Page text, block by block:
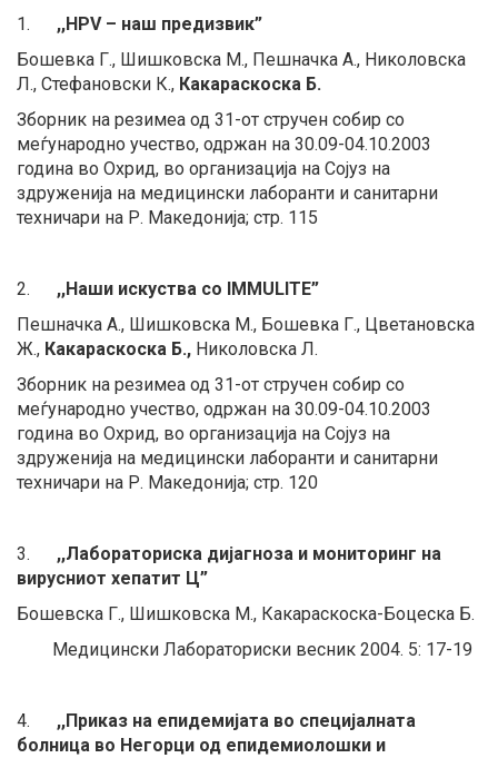
1. ,,HPV – наш предизвик”
Бошевка Г., Шишковска М., Пешначка А., Николовска
Л., Стефановски К., Какараскоска Б.
Зборник на резимеа од 31-от стручен собир со
меѓународно учество, одржан на 30.09-04.10.2003
година во Охрид, во организација на Сојуз на
здруженија на медицински лаборанти и санитарни
техничари на Р. Македонија; стр. 115
2. ,,Наши искуства со IMMULITE”
Пешначка А., Шишковска М., Бошевка Г., Цветановска
Ж., Какараскоска Б., Николовска Л.
Зборник на резимеа од 31-от стручен собир со
меѓународно учество, одржан на 30.09-04.10.2003
година во Охрид, во организација на Сојуз на
здруженија на медицински лаборанти и санитарни
техничари на Р. Македонија; стр. 120
3. ,,Лабораториска дијагноза и мониторинг на
вирусниот хепатит Ц”
Бошевска Г., Шишковска М., Какараскоска-Боцеска Б.
Медицински Лабораториски весник 2004. 5: 17-19
4. ,,Приказ на епидемијата во специјалната
болница во Негорци од епидемиолошки и